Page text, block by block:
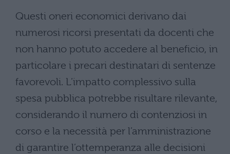
Questi oneri economici derivano dai
numerosi ricorsi presentati da docenti che
non hanno potuto accedere al beneficio, in
particolare i precari destinatari di sentenze
favorevoli. L’impatto complessivo sulla
spesa pubblica potrebbe risultare rilevante,
considerando il numero di contenziosi in
corso e la necessità per l’amministrazione
di garantire l’ottemperanza alle decisioni